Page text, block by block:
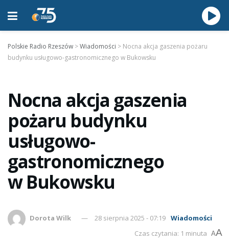
Polskie Radio Rzeszów >Wiadomości > Nocna akcja gaszenia pożaru
budynku usługowo-gastronomicznego w Bukowsku
Nocna akcja gaszenia
pożaru budynku
usługowo-
gastronomicznego
w Bukowsku
Dorota Wilk 28 sierpnia 2025 - 07:19 Wiadomości
Czas czytania: 1 minuta AA